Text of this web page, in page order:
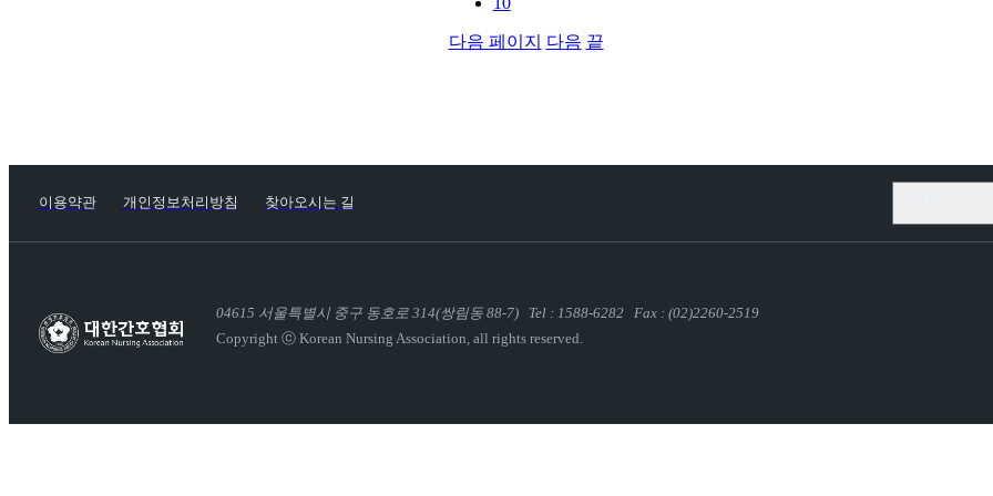
다음 페이지 다음 끝
이용약관 개인정보처리방침 찾아오시는 길
04615 서울특별시 중구 동호로 314(쌍림동 88-7)
Tel : 1588-6282 Fax : (02)2260-2519
Copyright ⓒ Korean Nursing Association, all rights reserved.